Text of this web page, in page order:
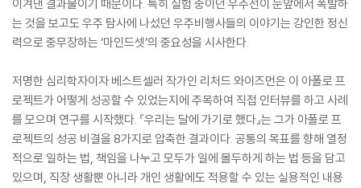
이겨낸 결과물이기 때문이다. 특히 실험 중이던 우주선이 눈앞에서 폭발하
는 것을 보고도 우주 탐사에 나섰던 우주비행사들의 이야기는 강인한 정신
력으로 중무장하는 ‘마인드셋’의 중요성을 시사한다.
저명한 심리학자이자 베스트셀러 작가인 리처드 와이즈먼은 이 아폴로 프
로젝트가 어떻게 성공할 수 있었는지에 주목하여 직접 인터뷰를 하고 사례
를 모으며 연구를 시작했다. 『우리는 달에 가기로 했다』는 그가 아폴로 프
로젝트의 성공 비결을 8가지로 압축한 결과이다. 공통의 목표를 향해 열정
적으로 일하는 법, 책임을 나누고 모두가 일에 몰두하게 하는 법 등을 담고
있으며, 직장 생활뿐 아니라 개인 생활에도 적용할 수 있는 실용적인 내용